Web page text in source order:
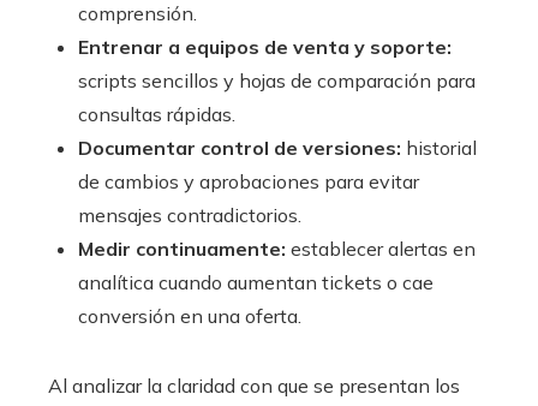
comprensión.
Entrenar a equipos de venta y soporte:
scripts sencillos y hojas de comparación para
consultas rápidas.
Documentar control de versiones: historial
de cambios y aprobaciones para evitar
mensajes contradictorios.
Medir continuamente: establecer alertas en
analítica cuando aumentan tickets o cae
conversión en una oferta.
Al analizar la claridad con que se presentan los